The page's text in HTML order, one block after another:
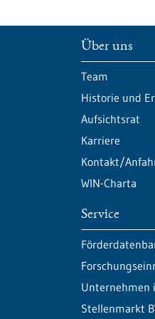
Über uns
Team
Historie und
Aufsichtsrat
Karriere
Kontakt/
WIN-Charta
Service
Unternehmen
Stellenmarkt